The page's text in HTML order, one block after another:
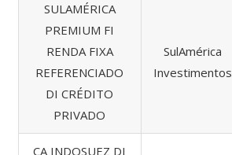
SULAMÉRICA
PREMIUM FI
RENDA FIXA
REFERENCIADO
DI CRÉDITO
PRIVADO
SulAmérica
Investimentos
CA INDOSUEZ DI